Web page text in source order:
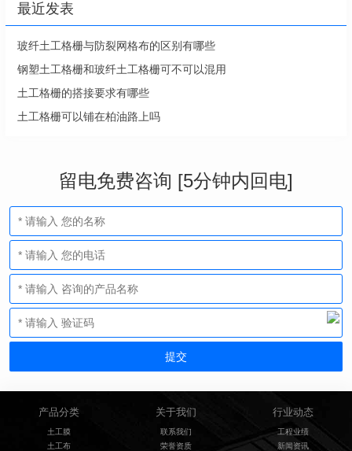
最近发表
玻纤土工格栅与防裂网格布的区别有哪些
钢塑土工格栅和玻纤土工格栅可不可以混用
土工格栅的搭接要求有哪些
土工格栅可以铺在柏油路上吗
留电免费咨询 [5分钟内回电]
产品分类
土工膜
土工布
关于我们
联系我们
荣誉资质
行业动态
工程业绩
新闻资讯